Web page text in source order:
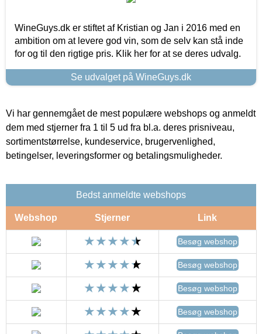
WineGuys.dk er stiftet af Kristian og Jan i 2016 med en
ambition om at levere god vin, som de selv kan stå inde
for og til den rigtige pris. Klik her for at se deres udvalg.
Se udvalget på WineGuys.dk
Vi har gennemgået de mest populære webshops og anmeldt
dem med stjerner fra 1 til 5 ud fra bl.a. deres prisniveau,
sortimentstørrelse, kundeservice, brugervenlighed,
betingelser, leveringsformer og betalingsmuligheder.
Bedst anmeldte webshops
Webshop Stjerner Link
Besøg webshop
Besøg webshop
Besøg webshop
Besøg webshop